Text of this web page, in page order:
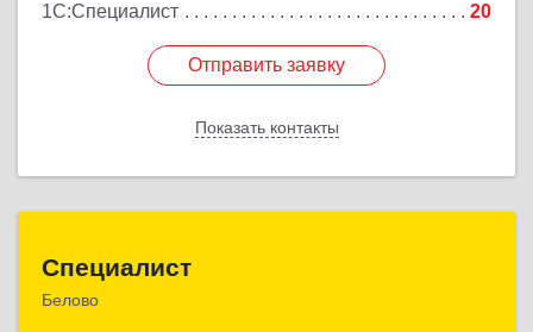
1С:Специалист
20
Отправить заявку
Показать контакты
Отправить заявку
Назад
Специалист
Белово
Кемеровская обл, Белово г, Ленина ул, дом № 31-2